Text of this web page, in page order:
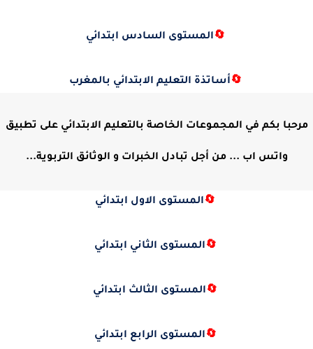
🔄المستوى السادس ابتدائي
🔄أساتذة التعليم الابتدائي بالمغرب
مرحبا بكم في المجموعات الخاصة بالتعليم الابتدائي على تطبيق
واتس اب ... من أجل تبادل الخبرات و الوثائق التربوية...
🔄المستوى الاول ابتدائي
🔄المستوى الثاني ابتدائي
🔄المستوى الثالث ابتدائي
🔄المستوى الرابع ابتدائي